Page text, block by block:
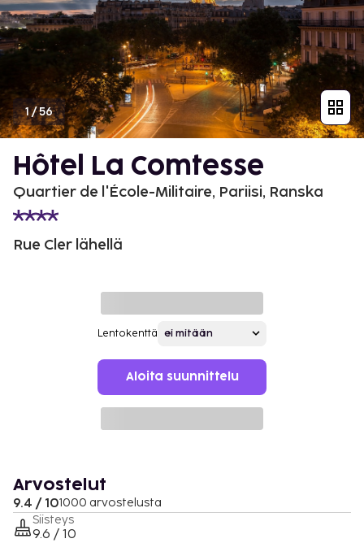
1/56
Hôtel La Comtesse
Quartier de l'École-Militaire, Pariisi, Ranska
Rue Cler lähellä
Lentokenttä
Aloita suunnittelu
Arvostelut
9.4 / 101000 arvostelusta
Siisteys
9.6 / 10